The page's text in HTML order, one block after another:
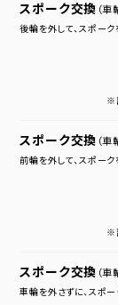
スポーク交換 （
後輪を外して、スポー
※
スポーク交換 （
前輪を外して、スポー
※
スポーク交換 （
車輪を外さずに、スポ